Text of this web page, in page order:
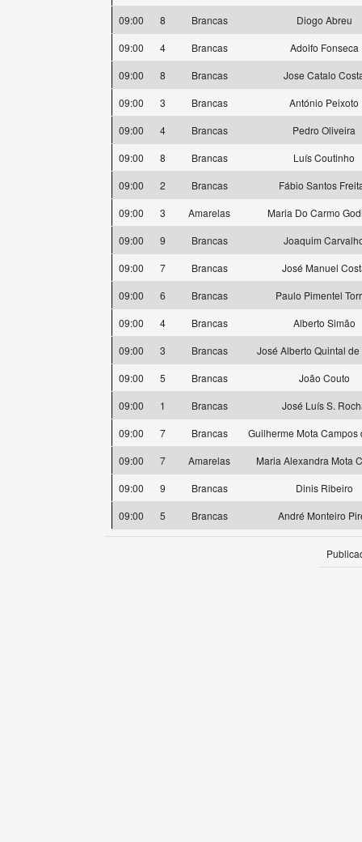
09:00
8 Brancas
Diogo Abreu
09:00
4 Brancas
Adolfo Fonseca
09:00
8 Brancas
Jose Catalo
09:00
3 Brancas
António Peixoto
09:00
4 Brancas
Pedro Oliveira
09:00
8 Brancas
Luís Coutinho
09:00
2 Brancas
Fábio Santos
09:00
3 Amarelas
Maria Do Carmo
09:00
9 Brancas
Joaquim
09:00
7 Brancas
José Manuel
09:00
6 Brancas
Paulo Pimentel
09:00
4 Brancas
Alberto Simão
09:00
3 Brancas
José Alberto Quintal de
09:00
5 Brancas
João Couto
09:00
1 Brancas
José Luís S.
09:00
7 Brancas
Guilherme Mota Campos
09:00
7 Amarelas
Maria Alexandra Mota
09:00
9 Brancas
Dinis Ribeiro
09:00
5 Brancas André Monteiro